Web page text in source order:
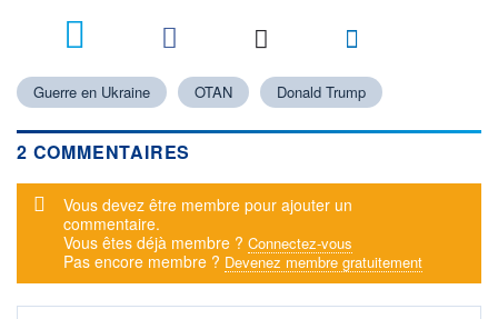
Guerre en Ukraine OTAN Donald Trump
2 COMMENTAIRES
Message d'alerte
Vous devez être membre pour ajouter un
commentaire.
Vous êtes déjà membre ? Connectez-vous
Pas encore membre ? Devenez membre gratuitement